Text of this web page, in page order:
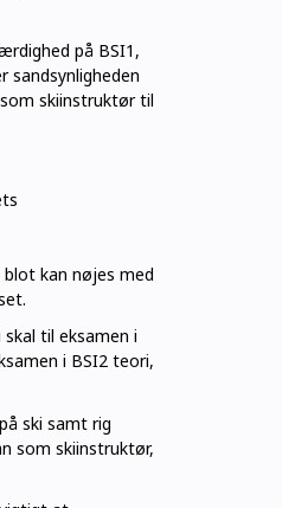
på BSI1,
skiinstruktør til
blot kan nøjes med
til eksamen i
i BSI2 teori,
ski samt rig
som skiinstruktør,